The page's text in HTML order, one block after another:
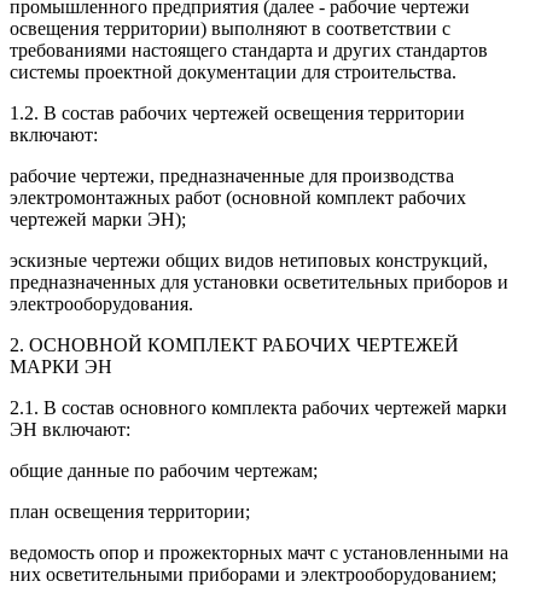
промышленного предприятия (далее - рабочие чертежи
освещения территории) выполняют в соответствии с
требованиями настоящего стандарта и других стандартов
системы проектной документации для строительства.
1.2. В состав рабочих чертежей освещения территории
включают:
рабочие чертежи, предназначенные для производства
электромонтажных работ (основной комплект рабочих
чертежей марки ЭН);
эскизные чертежи общих видов нетиповых конструкций,
предназначенных для установки осветительных приборов и
электрооборудования.
2. ОСНОВНОЙ КОМПЛЕКТ РАБОЧИХ ЧЕРТЕЖЕЙ
МАРКИ ЭН
2.1. В состав основного комплекта рабочих чертежей марки
ЭН включают:
общие данные по рабочим чертежам;
план освещения территории;
ведомость опор и прожекторных мачт с установленными на
них осветительными приборами и электрооборудованием;